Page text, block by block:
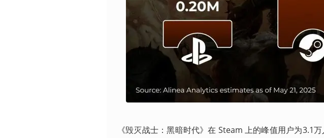
《毁灭战士：黑暗时代》在 Steam 上的峰值用户为3.1